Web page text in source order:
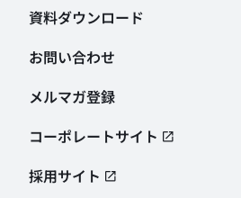
資料ダウンロード
お問い合わせ
メルマガ登録
コーポレートサイト
採用サイト